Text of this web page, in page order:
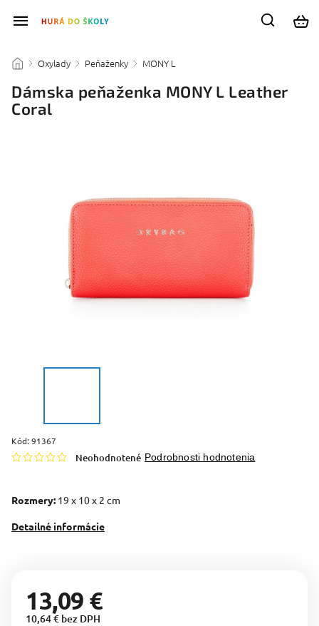
/ Oxylady / Peňaženky / MONY L
Dámska peňaženka MONY L Leather
Coral
Kód:91367
Neohodnotené Podrobnosti hodnotenia
Rozmery: 19 x 10 x 2 cm
Detailné informácie
13,09 €
10,64 € bez DPH